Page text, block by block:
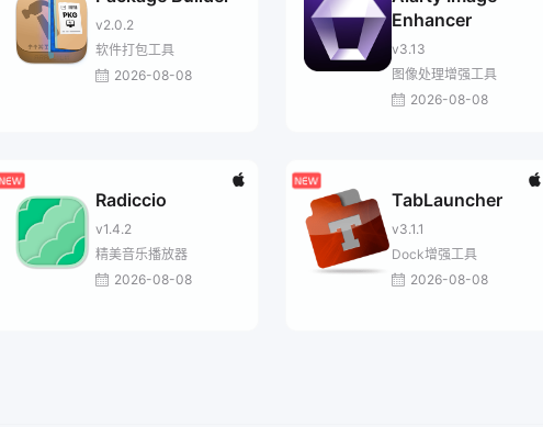
v2.0.2
软件打包工具
2026-08-08
Enhancer
v3.13
图像处理增强工具
2026-08-08
Radiccio
v1.4.2
精美音乐播放器
2026-08-08
TabLauncher
v3.1.1
Dock增强工具
2026-08-08